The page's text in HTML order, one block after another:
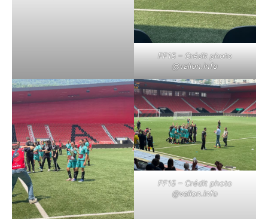
FF15 – Crédit photo
@vallon.info
FF15 – Crédit photo
@vallon.info